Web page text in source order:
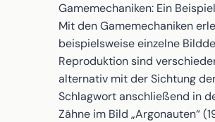
Gamemechaniken: Ein Beispiel
Mit den Gamemechaniken
beispielsweise einzelne
Reproduktion sind
alternativ mit der Sichtung
Schlagwort anschließend in
Zähne im Bild „Argonauten“